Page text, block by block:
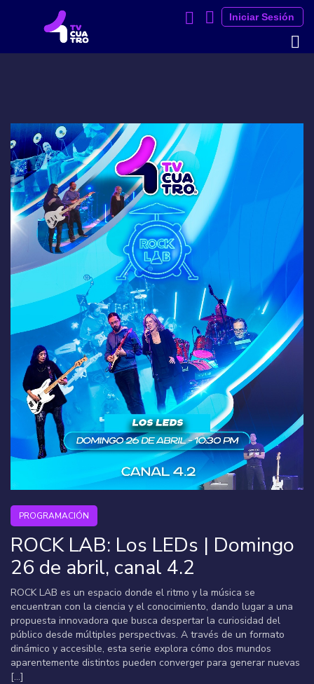
Iniciar Sesión
PROGRAMACIÓN
ROCK LAB: Los LEDs | Domingo
26 de abril, canal 4.2
ROCK LAB es un espacio donde el ritmo y la música se
encuentran con la ciencia y el conocimiento, dando lugar a una
propuesta innovadora que busca despertar la curiosidad del
público desde múltiples perspectivas. A través de un formato
dinámico y accesible, esta serie explora cómo dos mundos
aparentemente distintos pueden converger para generar nuevas
[…]